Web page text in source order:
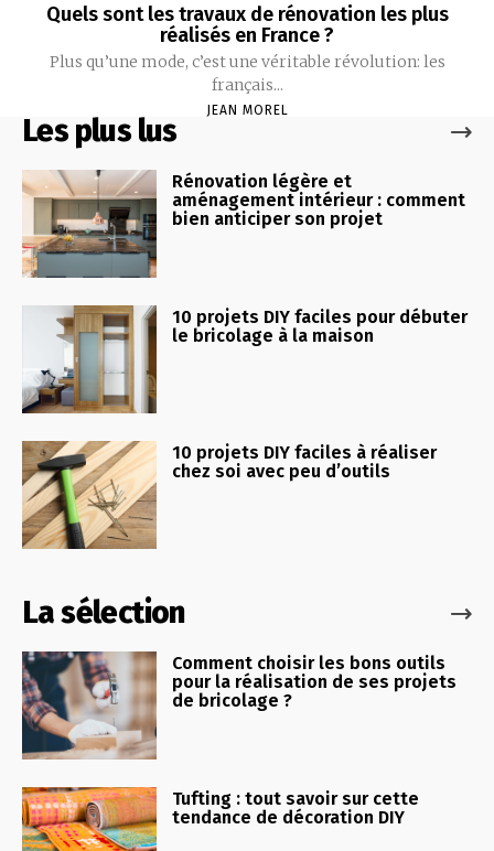
Quels sont les travaux de rénovation les plus
réalisés en France ?
Plus qu’une mode, c’est une véritable révolution: les
français...
JEAN MOREL
Les plus lus
Rénovation légère et
aménagement intérieur : comment
bien anticiper son projet
10 projets DIY faciles pour débuter
le bricolage à la maison
10 projets DIY faciles à réaliser
chez soi avec peu d’outils
La sélection
Comment choisir les bons outils
pour la réalisation de ses projets
de bricolage ?
Tufting : tout savoir sur cette
tendance de décoration DIY